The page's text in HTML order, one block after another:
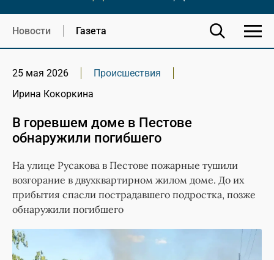
Новости Газета
25 мая 2026
Происшествия
Ирина Кокоркина
В горевшем доме в Пестове
обнаружили погибшего
На улице Русакова в Пестове пожарные тушили
возгорание в двухквартирном жилом доме. До их
прибытия спасли пострадавшего подростка, позже
обнаружили погибшего